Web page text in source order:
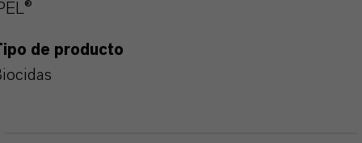
de producto